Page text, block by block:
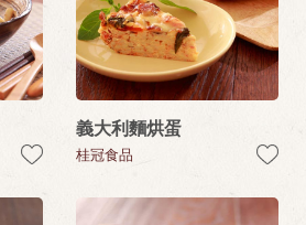
義大利麵烘蛋
桂冠食品